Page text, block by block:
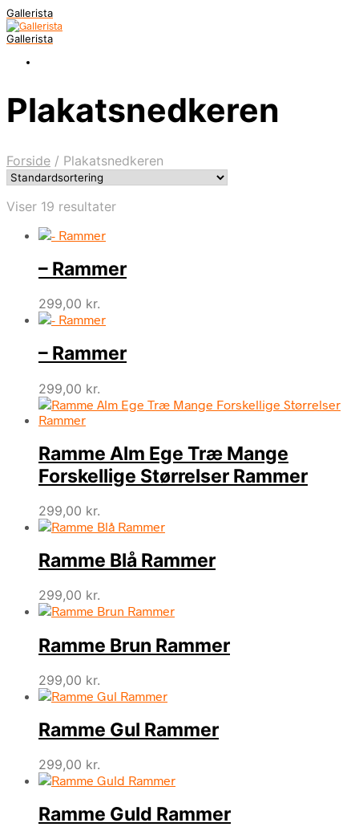
Gallerista
Gallerista
Plakatsnedkeren
Forside / Plakatsnedkeren
Viser 19 resultater
– Rammer
299,00 kr.
– Rammer
299,00 kr.
Ramme Alm Ege Træ Mange
Forskellige Størrelser Rammer
299,00 kr.
Ramme Blå Rammer
299,00 kr.
Ramme Brun Rammer
299,00 kr.
Ramme Gul Rammer
299,00 kr.
Ramme Guld Rammer